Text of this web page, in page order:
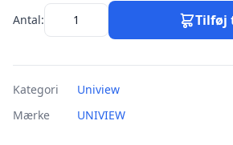
Antal: Tilføj
Kategori
Uniview
Mærke
UNIVIEW